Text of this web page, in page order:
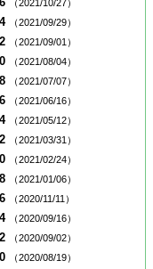
（2021/10/27）
（2021/09/29）
（2021/09/01）
（2021/08/04）
（2021/07/07）
（2021/06/16）
（2021/05/12）
（2021/03/31）
（2021/02/24）
（2021/01/06）
（2020/11/11）
（2020/09/16）
（2020/09/02）
（2020/08/19）